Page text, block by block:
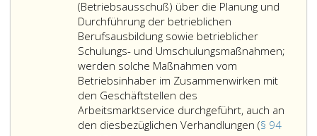
in
(Betriebsausschuß) über die Planung und
Durchführung der betrieblichen
Berufsausbildung sowie betrieblicher
Schulungs- und Umschulungsmaßnahmen;
werden solche Maßnahmen vom
Betriebsinhaber im Zusammenwirken mit
den Geschäftstellen des
Arbeitsmarktservice durchgeführt, auch an
den diesbezüglichen Verhandlungen (§ 94